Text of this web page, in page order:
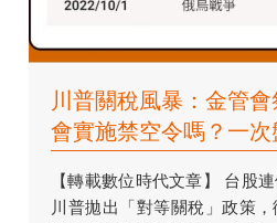
川普關稅風暴：金管會
會實施禁空令嗎？一
【轉載數位時代文章】 台股
川普拋出「對等關稅」政策